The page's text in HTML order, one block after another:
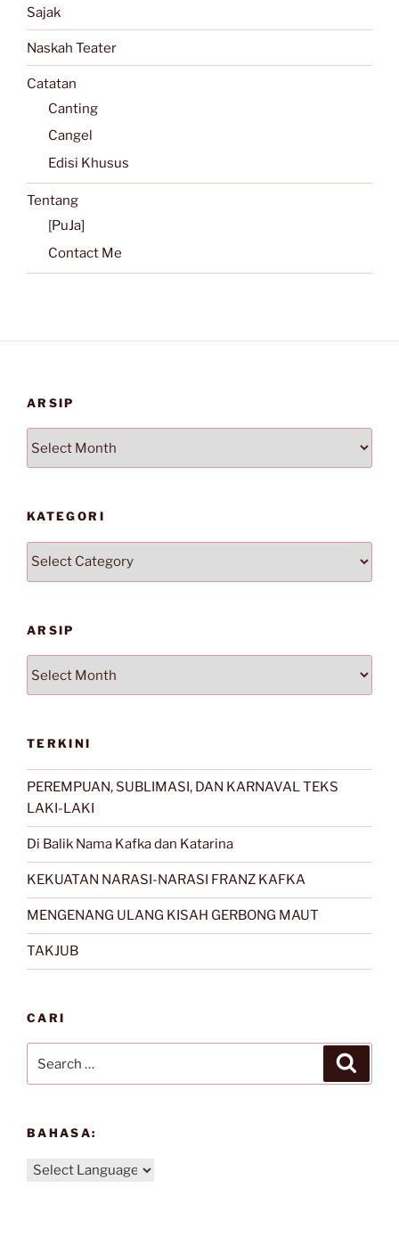
Sajak
Naskah Teater
Catatan
Canting
Cangel
Edisi Khusus
Tentang
[PuJa]
Contact Me
ARSIP
KATEGORI
Kategori
ARSIP
TERKINI
PEREMPUAN, SUBLIMASI, DAN KARNAVAL TEKS
LAKI-LAKI
Di Balik Nama Kafka dan Katarina
KEKUATAN NARASI-NARASI FRANZ KAFKA
MENGENANG ULANG KISAH GERBONG MAUT
TAKJUB
CARI
for:
BAHASA: